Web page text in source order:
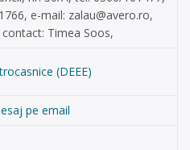
e-mail: zalau@avero.ro,
Timea Soos,
(DEEE)
pe email